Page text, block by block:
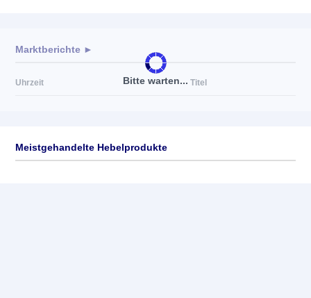
Bitte warten...
Marktberichte ►
Uhrzeit Titel
Meistgehandelte Hebelprodukte